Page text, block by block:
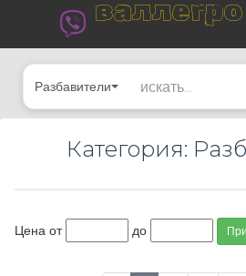
валлегро
Разбавители
Категория:
Цена от до